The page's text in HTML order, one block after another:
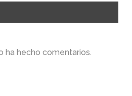
ha hecho comentarios.